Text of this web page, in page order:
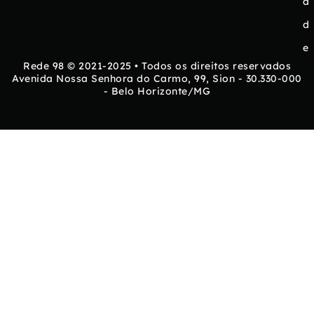
d
e
Rede 98 © 2021-2025 • Todos os direitos reservados
Avenida Nossa Senhora do Carmo, 99, Sion - 30.330-000
- Belo Horizonte/MG